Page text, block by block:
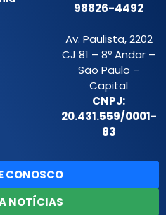
98826-4492
Av. Paulista, 2202
CJ 81 – 8º Andar –
São Paulo –
Capital
CNPJ:
20.431.559/0001-
83
CONOSCO
NOTÍCIAS